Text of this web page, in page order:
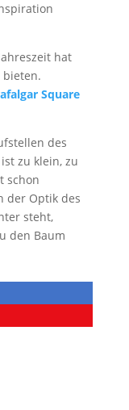
hat
bieten.
Square
des
zu klein, zu
schon
der Optik des
steht,
den Baum